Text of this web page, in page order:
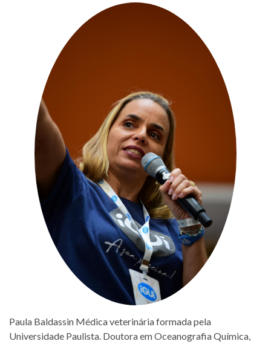
Paula Baldassin Médica veterinária formada pela
Universidade Paulista. Doutora em Oceanografia Química,